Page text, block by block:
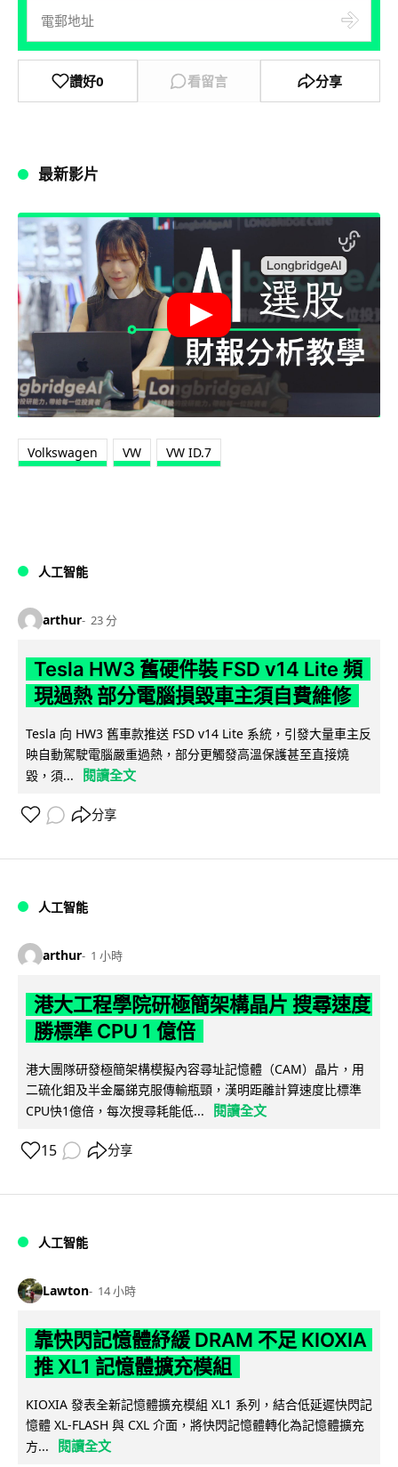
讚好0 看留言 分享
最新影片
Volkswagen VW VW ID.7
人工智能
arthur 23 分
Tesla HW3 舊硬件裝 FSD v14 Lite 頻
現過熱 部分電腦損毀車主須自費維修
Tesla 向 HW3 舊車款推送 FSD v14 Lite 系統，引發大量車主反
映自動駕駛電腦嚴重過熱，部分更觸發高溫保護甚至直接燒
毀，須...
閱讀全文
分享
人工智能
arthur 1 小時
港大工程學院研極簡架構晶片 搜尋速度
勝標準 CPU 1 億倍
港大團隊研發極簡架構模擬內容尋址記憶體（CAM）晶片，用
二硫化鉬及半金屬銻克服傳輸瓶頸，漢明距離計算速度比標準
CPU快1億倍，每次搜尋耗能低...
閱讀全文
15 分享
人工智能
Lawton 14 小時
靠快閃記憶體紓緩 DRAM 不足 KIOXIA
推 XL1 記憶體擴充模組
KIOXIA 發表全新記憶體擴充模組 XL1 系列，結合低延遲快閃記
憶體 XL-FLASH 與 CXL 介面，將快閃記憶體轉化為記憶體擴充
方...
閱讀全文